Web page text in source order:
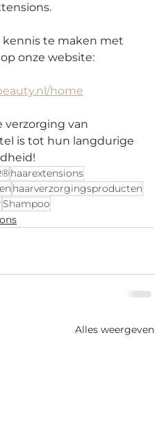
te maken met
onze website:
home
van
is tot hun langdurige
haarextensions
haarverzorgingsproducten
Shampoo
Alles weergeven